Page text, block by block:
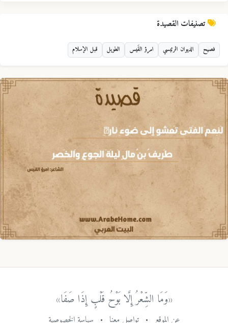
تصنيفات القصيدة
فصيح الديوان الرئيسي امرؤ القَيس الطويل قبل الإسلام
«وَمَا الشِّعْرُ إِلَّا بَوْحُ قَلْبٍ إِذَا صَفَا»